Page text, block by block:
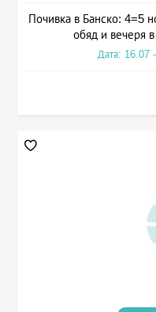
Почивка в Банско: 4=5
обяд и вечеря
Дата: 16.07